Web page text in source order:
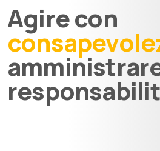
Agire con